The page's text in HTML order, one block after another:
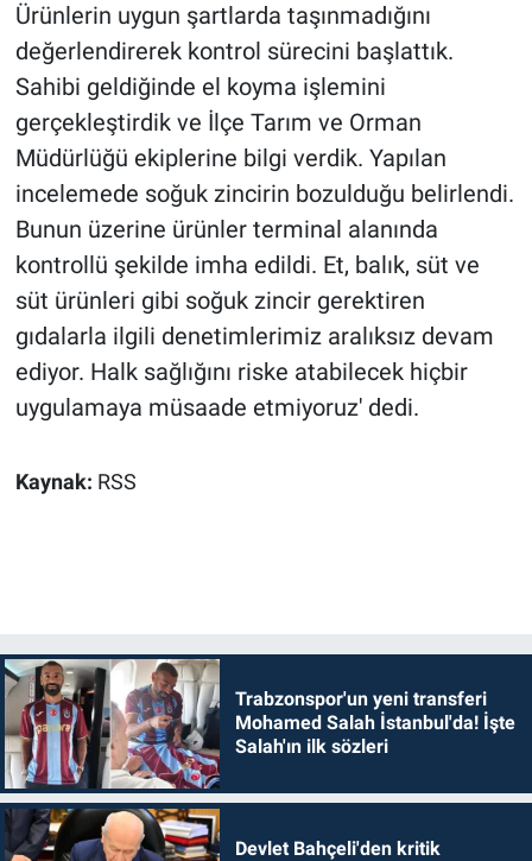
Ürünlerin uygun şartlarda taşınmadığını
değerlendirerek kontrol sürecini başlattık.
Sahibi geldiğinde el koyma işlemini
gerçekleştirdik ve İlçe Tarım ve Orman
Müdürlüğü ekiplerine bilgi verdik. Yapılan
incelemede soğuk zincirin bozulduğu belirlendi.
Bunun üzerine ürünler terminal alanında
kontrollü şekilde imha edildi. Et, balık, süt ve
süt ürünleri gibi soğuk zincir gerektiren
gıdalarla ilgili denetimlerimiz aralıksız devam
ediyor. Halk sağlığını riske atabilecek hiçbir
uygulamaya müsaade etmiyoruz' dedi.
Kaynak: RSS
Trabzonspor'un yeni transferi
Mohamed Salah İstanbul'da! İşte
Salah'ın ilk sözleri
Devlet Bahçeli'den kritik